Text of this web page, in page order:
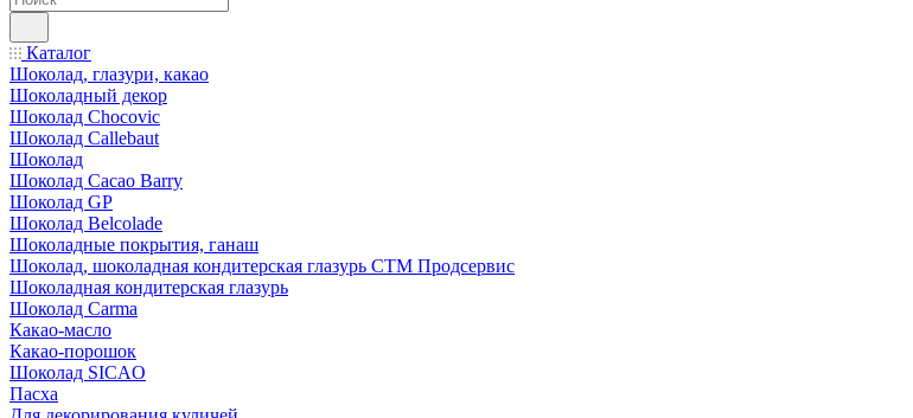
Каталог
Шоколад, глазури, какао
Шоколадный декор
Шоколад Chocovic
Шоколад Callebaut
Шоколад
Шоколад Cacao Barry
Шоколад GP
Шоколад Belcolade
Шоколадные покрытия, ганаш
Шоколад, шоколадная кондитерская глазурь СТМ Продсервис
Шоколадная кондитерская глазурь
Шоколад Carma
Какао-масло
Какао-порошок
Шоколад SICAO
Пасха